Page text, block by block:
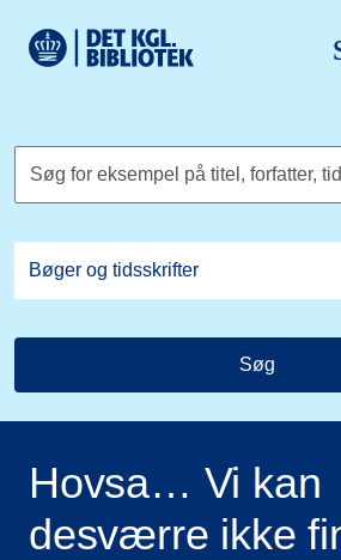
Det Kongelige Biblioteks logo. Gå til
Søg for eksempel på titel, forfatter,
Søg
Hovsa… Vi kan
desværre ikke